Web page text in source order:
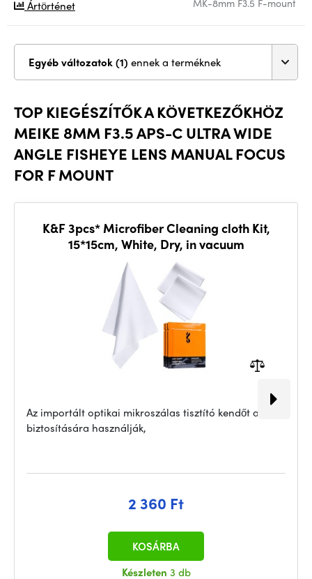
MK-8mm F3.5 F-mount
Ártörténet
Egyéb változatok (1) ennek a terméknek
TOP KIEGÉSZÍTŐK A KÖVETKEZŐKHÖZ
MEIKE 8MM F3.5 APS-C ULTRA WIDE
ANGLE FISHEYE LENS MANUAL FOCUS
FOR F MOUNT
K&F 3pcs* Microfiber Cleaning cloth Kit,
15*15cm, White, Dry, in vacuum
Az importált optikai mikroszálas tisztító kendőt annak
biztosítására használják,
2 360 Ft
Készleten 3 db
KOSÁRBA